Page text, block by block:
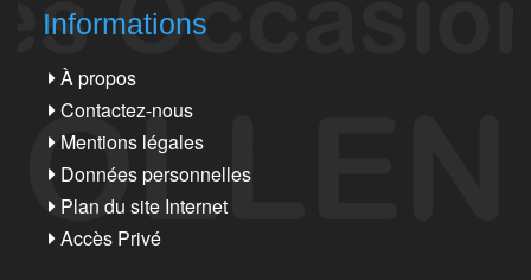
Informations
À propos
Contactez-nous
Mentions légales
Données personnelles
Plan du site Internet
Accès Privé